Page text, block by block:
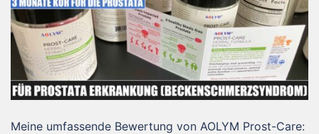
Meine umfassende Bewertung von AOLYM Prost-Care: